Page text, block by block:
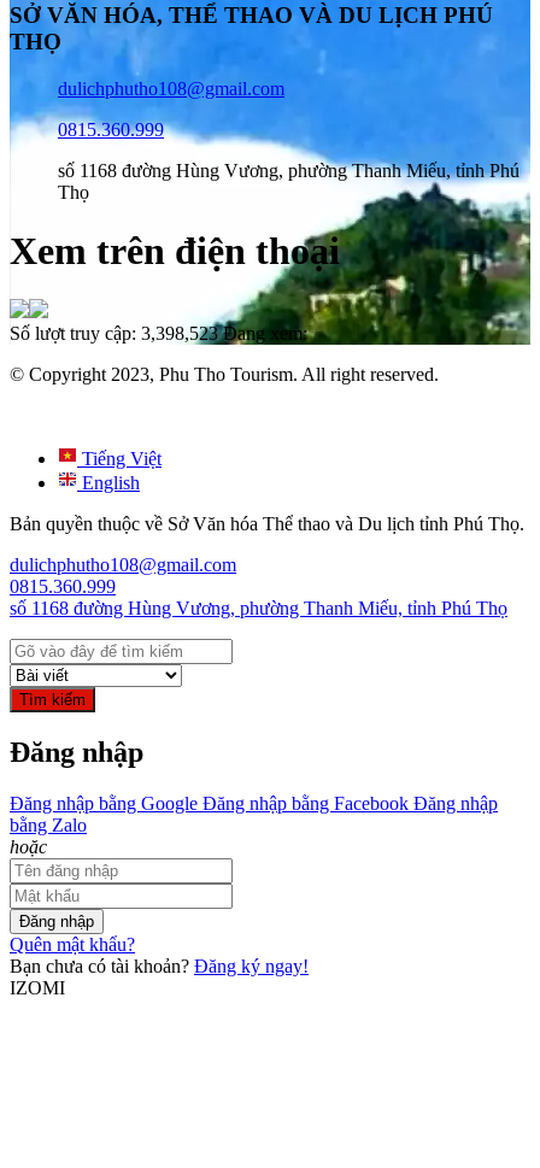
SỞ VĂN HÓA, THỂ THAO VÀ DU LỊCH PHÚ
THỌ
dulichphutho108@gmail.com
0815.360.999
số 1168 đường Hùng Vương, phường Thanh Miếu, tỉnh Phú
Thọ
Xem trên điện thoại
Số lượt truy cập: 3,398,523Đang xem:
© Copyright 2023, Phu Tho Tourism. All right reserved.
Tiếng Việt
English
Bản quyền thuộc về Sở Văn hóa Thể thao và Du lịch tỉnh Phú Thọ.
dulichphutho108@gmail.com
0815.360.999
số 1168 đường Hùng Vương, phường Thanh Miếu, tỉnh Phú Thọ
Tìm kiếm
Đăng nhập
Đăng nhập bằng Google Đăng nhập bằng Facebook Đăng nhập
bằng Zalo
hoặc
Đăng nhập
Quên mật khẩu?
Bạn chưa có tài khoản? Đăng ký ngay!
IZOMI